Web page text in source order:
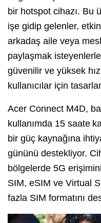
bir hotspot cihazı. Bu
işe gidip gelenler,
arkadaş aile veya
paylaşmak
güvenilir ve yüksek
kullanıcılar için
Acer Connect M4D,
kullanımda 15 saate
bir güç kaynağına
gününü destekliyor.
bölgelerde 5G
SIM, eSIM ve Virtual
fazla SIM formatını